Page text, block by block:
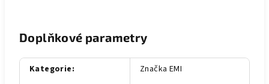
Doplňkové parametry
Kategorie:
Značka EMI